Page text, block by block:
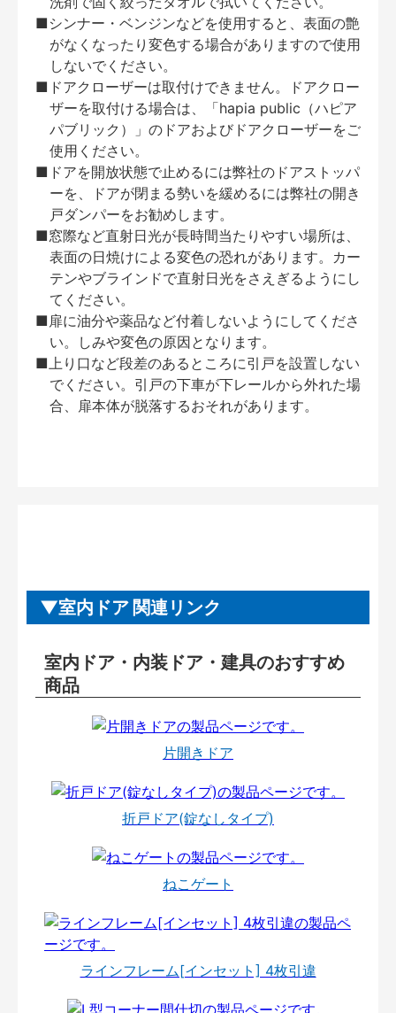
■シンナー・ベンジンなどを使用すると、表面の艶
がなくなったり変色する場合がありますので使用
しないでください。
■ドアクローザーは取付けできません。ドアクロー
ザーを取付ける場合は、「hapia public（ハピア
パブリック）」のドアおよびドアクローザーをご
使用ください。
■ドアを開放状態で止めるには弊社のドアストッパ
ーを、ドアが閉まる勢いを緩めるには弊社の開き
戸ダンパーをお勧めします。
■窓際など直射日光が長時間当たりやすい場所は、
表面の日焼けによる変色の恐れがあります。カー
テンやブラインドで直射日光をさえぎるようにし
てください。
■扉に油分や薬品など付着しないようにしてくださ
い。しみや変色の原因となります。
■上り口など段差のあるところに引戸を設置しない
でください。引戸の下車が下レールから外れた場
合、扉本体が脱落するおそれがあります。
室内ドア 関連リンク
室内ドア・内装ドア・建具のおすすめ
商品
片開きドア
折戸ドア(錠なしタイプ)
ねこゲート
ラインフレーム[インセット] 4枚引違